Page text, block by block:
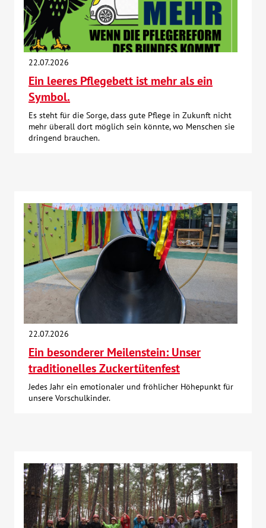
Suche
Kontakt
AWO BB Süd
22.07.2026
Ein leeres Pflegebett ist mehr als ein
Symbol.
Es steht für die Sorge, dass gute Pflege in Zukunft nicht
mehr überall dort möglich sein könnte, wo Menschen sie
dringend brauchen.
22.07.2026
Ein besonderer Meilenstein: Unser
traditionelles Zuckertütenfest
Jedes Jahr ein emotionaler und fröhlicher Höhepunkt für
unsere Vorschulkinder.